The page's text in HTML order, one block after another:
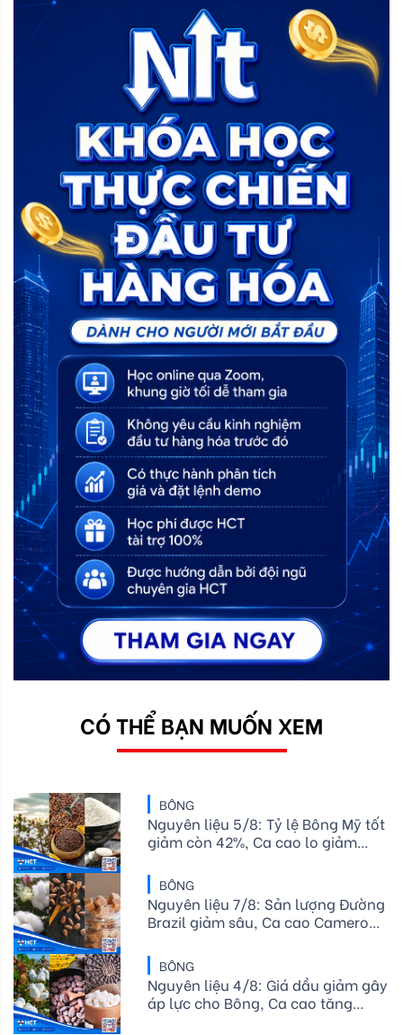
CÓ THỂ BẠN MUỐN XEM
BÔNG
Nguyên liệu 5/8: Tỷ lệ Bông Mỹ tốt
giảm còn 42%, Ca cao lo giảm
tiếtBÔNG
Nguyên liệu 7/8: Sản lượng Đường
Brazil giảm sâu, Ca cao Cameroon
BÔNG
Nguyên liệu 4/8: Giá dầu giảm gây
áp lực cho Bông, Ca cao tăng